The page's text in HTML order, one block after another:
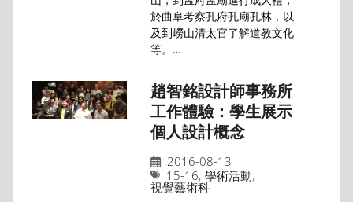
於曲阜考察孔府孔廟孔林，以
及到嶗山清太官了解道教文化
等。…
趙智銘設計師事務所
工作體驗：學生展示
個人設計概念
2016-08-13
15-16, 學術活動,
視覺藝術科